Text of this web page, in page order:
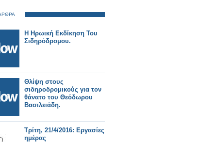
Η Ηρωική Εκδίκηση Του
Σιδηρόδρομου.
Θλίψη στους
σιδηροδρομικούς για τον
θάνατο του Θεόδωρου
Βασιλειάδη.
Τρίτη, 21/4/2016: Εργασίες
ημέρας